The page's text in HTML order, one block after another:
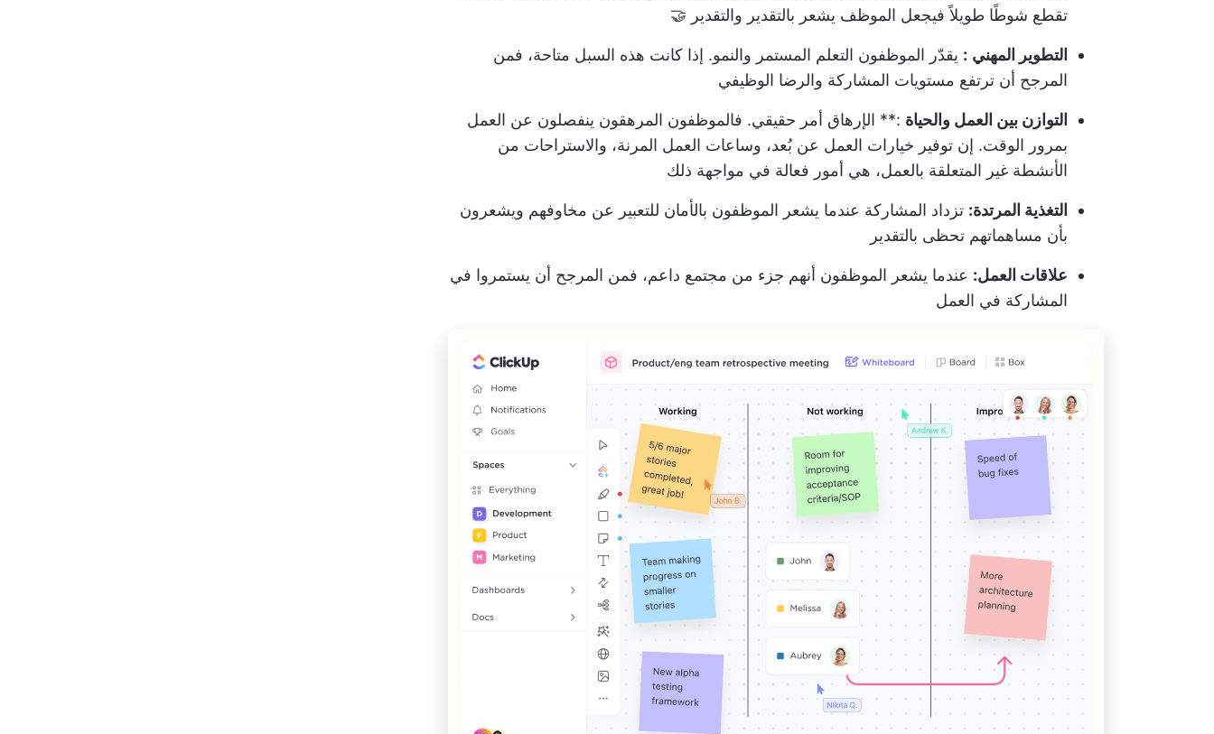
تقطع شوطًا طويلاً فيجعل الموظف يشعر بالتقدير والتقدير 🤝
التطوير المهني : يقدّر الموظفون التعلم المستمر والنمو. إذا كانت هذه السبل متاحة، فمن
المرجح أن ترتفع مستويات المشاركة والرضا الوظيفي
التوازن بين العمل والحياة :** الإرهاق أمر حقيقي. فالموظفون المرهقون ينفصلون عن العمل
بمرور الوقت. إن توفير خيارات العمل عن بُعد، وساعات العمل المرنة، والاستراحات من
الأنشطة غير المتعلقة بالعمل، هي أمور فعالة في مواجهة ذلك
التغذية المرتدة: تزداد المشاركة عندما يشعر الموظفون بالأمان للتعبير عن مخاوفهم ويشعرون
بأن مساهماتهم تحظى بالتقدير
علاقات العمل: عندما يشعر الموظفون أنهم جزء من مجتمع داعم، فمن المرجح أن يستمروا في
المشاركة في العمل